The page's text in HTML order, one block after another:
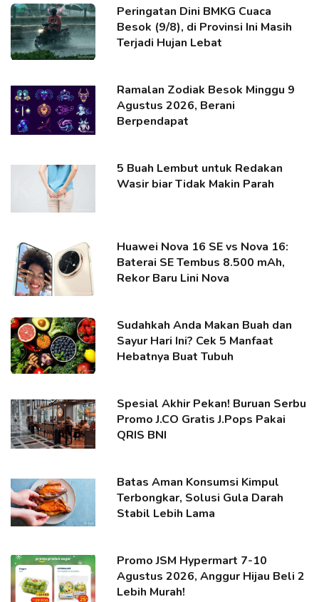
Peringatan Dini BMKG Cuaca
Besok (9/8), di Provinsi Ini Masih
Terjadi Hujan Lebat
Ramalan Zodiak Besok Minggu 9
Agustus 2026, Berani
Berpendapat
5 Buah Lembut untuk Redakan
Wasir biar Tidak Makin Parah
Huawei Nova 16 SE vs Nova 16:
Baterai SE Tembus 8.500 mAh,
Rekor Baru Lini Nova
Sudahkah Anda Makan Buah dan
Sayur Hari Ini? Cek 5 Manfaat
Hebatnya Buat Tubuh
Spesial Akhir Pekan! Buruan Serbu
Promo J.CO Gratis J.Pops Pakai
QRIS BNI
Batas Aman Konsumsi Kimpul
Terbongkar, Solusi Gula Darah
Stabil Lebih Lama
Promo JSM Hypermart 7-10
Agustus 2026, Anggur Hijau Beli 2
Lebih Murah!